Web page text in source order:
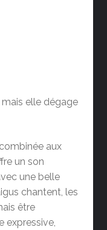
mais elle dégage
aux
un son
une belle
chantent, les
être
expressive,